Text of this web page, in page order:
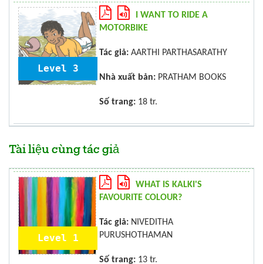
Level 3
I WANT TO RIDE A
MOTORBIKE
Tác giả: AARTHI PARTHASARATHY
Nhà xuất bản: PRATHAM BOOKS
Số trang: 18 tr.
Tài liệu cùng tác giả
Level 1
WHAT IS KALKI'S
FAVOURITE COLOUR?
Tác giả: NIVEDITHA
PURUSHOTHAMAN
Số trang: 13 tr.